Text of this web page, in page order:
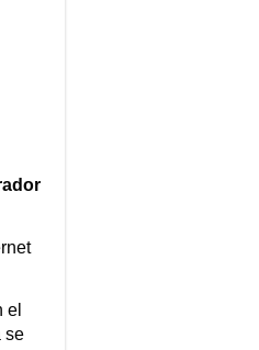
el
se